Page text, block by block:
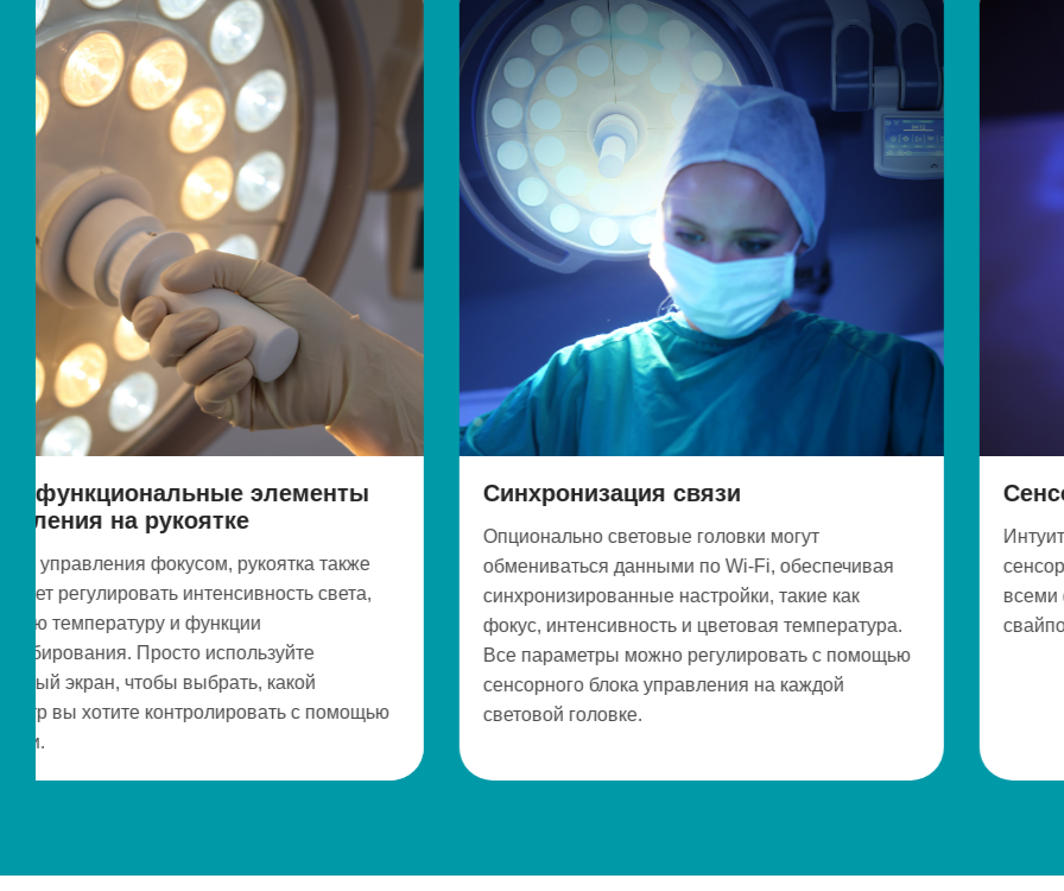
также
света,
помощью
Синхронизация связи
Опционально световые головки могут
обмениваться данными по Wi-Fi, обеспечивая
синхронизированные настройки, такие как
фокус, интенсивность и цветовая температура.
Все параметры можно регулировать с помощью
сенсорного блока управления на каждой
световой головке.
Сенсорный блок управления
Интуитивно понятный 4,3-дюймовый
сенсорный экран позволяет легко
всеми функциями с помощью простых
свайпов по значкам интерфейса.